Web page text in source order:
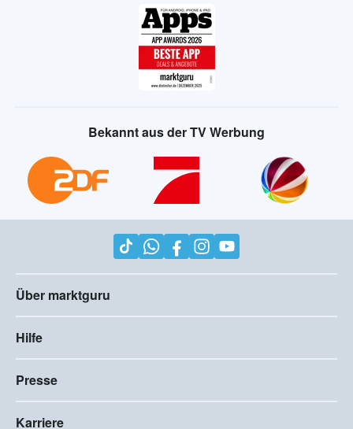
Bekannt aus der TV Werbung
Über marktguru
Hilfe
Presse
Karriere